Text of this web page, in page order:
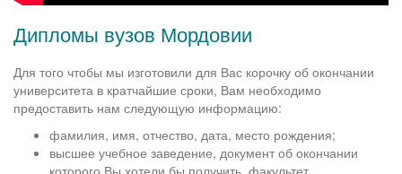
Дипломы вузов Мордовии
Для того чтобы мы изготовили для Вас корочку об окончании
университета в кратчайшие сроки, Вам необходимо
предоставить нам следующую информацию:
фамилия, имя, отчество, дата, место рождения;
высшее учебное заведение, документ об окончании